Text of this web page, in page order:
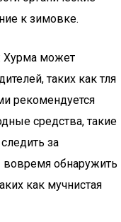
к зимовке.
Хурма может
таких как тля
рекомендуется
средства, такие
за
вовремя обнаружить
как мучнистая